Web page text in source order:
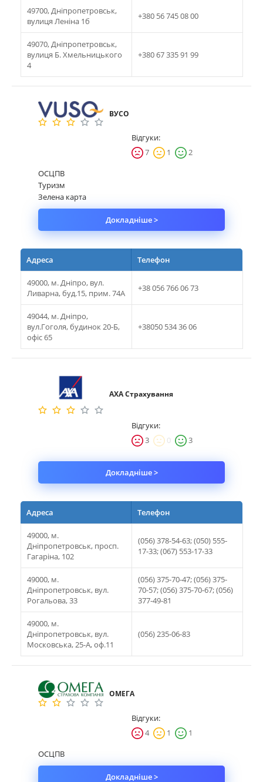
49700, Дніпропетровськ,
вулиця Леніна 1б
+380 56 745 08 00
49070, Дніпропетровськ,
вулиця Б. Хмельницького
4
+380 67 335 91 99
ВУСО
Відгуки:
7
1
2
ОСЦПВ
Туризм
Зелена карта
Докладніше >
Адреса Телефон
49000, м. Дніпро, вул.
Ливарна, буд.15, прим. 74А
+38 056 766 06 73
49044, м. Дніпро,
вул.Гоголя, будинок 20-Б,
офіс 65
+38050 534 36 06
АХА Страхування
Відгуки:
3
0 3
Докладніше >
Адреса Телефон
49000, м.
Дніпропетровськ, просп.
Гагаріна, 102
(056) 378-54-63; (050) 555-
17-33; (067) 553-17-33
49000, м.
Дніпропетровськ, вул.
Рогальова, 33
(056) 375-70-47; (056) 375-
70-57; (056) 375-70-67; (056)
377-49-81
49000, м.
Дніпропетровськ, вул.
Московська, 25-А, оф.11
(056) 235-06-83
ОМЕГА
Відгуки:
4
1
1
ОСЦПВ
Докладніше >